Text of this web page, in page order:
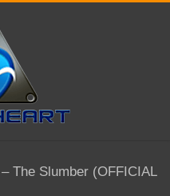
The Slumber (OFFICIAL